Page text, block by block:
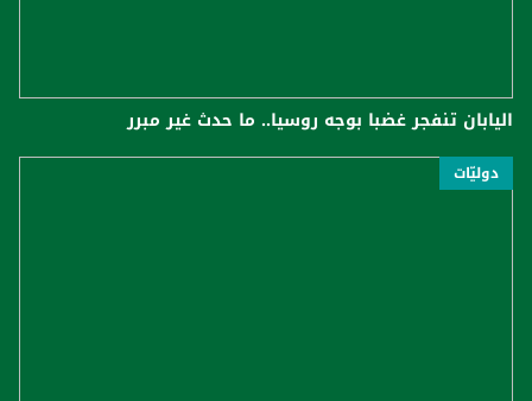
اليابان تنفجر غضبا بوجه روسيا.. ما حدث غير مبرر
دوليّات